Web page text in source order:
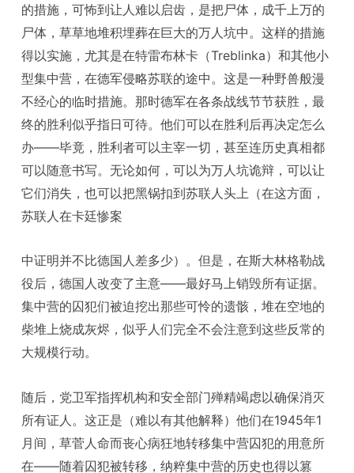
的措施，可怖到让人难以启齿，是把尸体，成千上万的
尸体，草草地堆积埋葬在巨大的万人坑中。这样的措施
得以实施，尤其是在特雷布林卡（Treblinka）和其他小
型集中营，在德军侵略苏联的途中。这是一种野兽般漫
不经心的临时措施。那时德军在各条战线节节获胜，最
终的胜利似乎指日可待。他们可以在胜利后再决定怎么
办——毕竟，胜利者可以主宰一切，甚至连历史真相都
可以随意书写。无论如何，可以为万人坑诡辩，可以让
它们消失，也可以把黑锅扣到苏联人头上（在这方面，
苏联人在卡廷惨案
中证明并不比德国人差多少）。但是，在斯大林格勒战
役后，德国人改变了主意——最好马上销毁所有证据。
集中营的囚犯们被迫挖出那些可怜的遗骸，堆在空地的
柴堆上烧成灰烬，似乎人们完全不会注意到这些反常的
大规模行动。
随后，党卫军指挥机构和安全部门殚精竭虑以确保消灭
所有证人。这正是（难以有其他解释）他们在1945年1
月间，草菅人命而丧心病狂地转移集中营囚犯的用意所
在——随着囚犯被转移，纳粹集中营的历史也得以篡